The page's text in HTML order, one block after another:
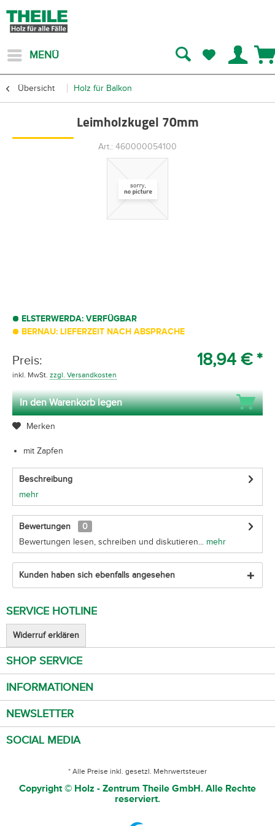
MENÜ
Übersicht Holz für Balkon
Leimholzkugel 70mm
Art.: 460000054100
ELSTERWERDA: VERFÜGBAR
BERNAU: LIEFERZEIT NACH ABSPRACHE
Preis: 18,94 € *
inkl. MwSt. zzgl. Versandkosten
In den Warenkorb legen
Merken
mit Zapfen
Beschreibung
mehr
Bewertungen
0
Bewertungen lesen, schreiben und diskutieren... mehr
Kunden haben sich ebenfalls angesehen
SERVICE HOTLINE
Widerruf erklären
SHOP SERVICE
INFORMATIONEN
NEWSLETTER
SOCIAL MEDIA
* Alle Preise inkl. gesetzl. Mehrwertsteuer
Copyright © Holz - Zentrum Theile GmbH. Alle Rechte
reserviert.